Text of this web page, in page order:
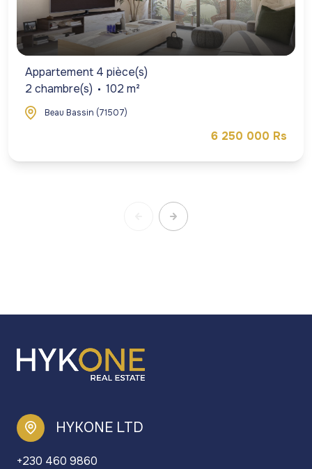
Appartement 4 pièce(s)
2 chambre(s)
102 m²
Beau Bassin (71507)
6 250 000 Rs
HYKONE LTD
+230 460 9860